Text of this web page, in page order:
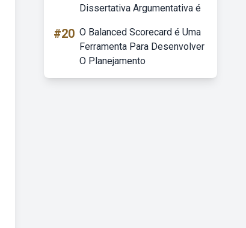
Dissertativa Argumentativa é
#20 O Balanced Scorecard é Uma
Ferramenta Para Desenvolver
O Planejamento